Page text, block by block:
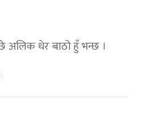
अलिक धेर बाठो हुँ भन्छ ।